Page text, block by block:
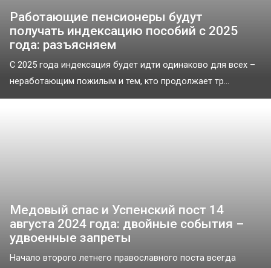
Работающие пенсионеры будут
получать индексацию пособий с 2025
года: разъясняем
С 2025 года индексация будет идти одинаково для всех –
неработающим пожилым и тем, кто продолжает тр...
Медовый спас и Успенский пост 14
августа 2024 года: двойные события –
удвоенные запреты
Начало второго летнего православного поста всегда